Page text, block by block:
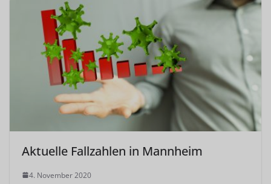
Aktuelle Fallzahlen in Mannheim
4. November 2020